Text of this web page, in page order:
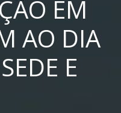
EM
AO DIA
E